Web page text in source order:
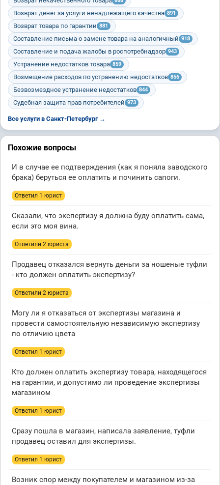
Возврат денег за услуги ненадлежащего качества 891
Возврат товара по гарантии 881
Составление письма о замене товара на аналогичный 918
Составление и подача жалобы в роспотребнадзор 943
Устранение недостатков товара 859
Возмещение расходов по устранению недостатков 856
Безвозмездное устранение недостатков 844
Судебная защита прав потребителей 973
Все услуги в Санкт-Петербург →
Похожие вопросы
И в случае ее подтверждения (как я поняла заводского
брака) беруться ее оплатить и починить сапоги.
Ответил 1 юрист
Сказали, что экспертизу я должна буду оплатить сама,
если это моя вина.
Ответили 2 юристa
Продавец отказался вернуть деньги за ношеные туфли
- кто должен оплатить экспертизу?
Ответили 2 юристa
Могу ли я отказаться от экспертизы магазина и
провести самостоятельную независимую экспертизу
по отличию цвета
Ответил 1 юрист
Кто должен оплатить экспертизу товара, находящегося
на гарантии, и допустимо ли проведение экспертизы
магазином
Ответил 1 юрист
Сразу пошла в магазин, написала заявление, туфли
продавец оставил для экспертизы.
Ответил 1 юрист
Возник спор между покупателем и магазином из-за